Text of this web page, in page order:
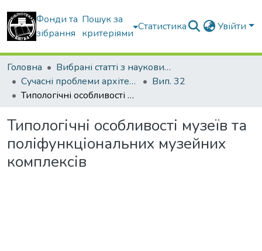
Фонди та
зібрання
Пошук за
критеріями
Статистика Увійти
Головна
Вибрані статті з наукових збірників КНУБА
Сучасні проблеми архітектури та містобудування
Вип. 32
Типологічні особливості музеїв та поліфункціональних музейних комплексів
Типологічні особливості музеїв та
поліфункціональних музейних
комплексів